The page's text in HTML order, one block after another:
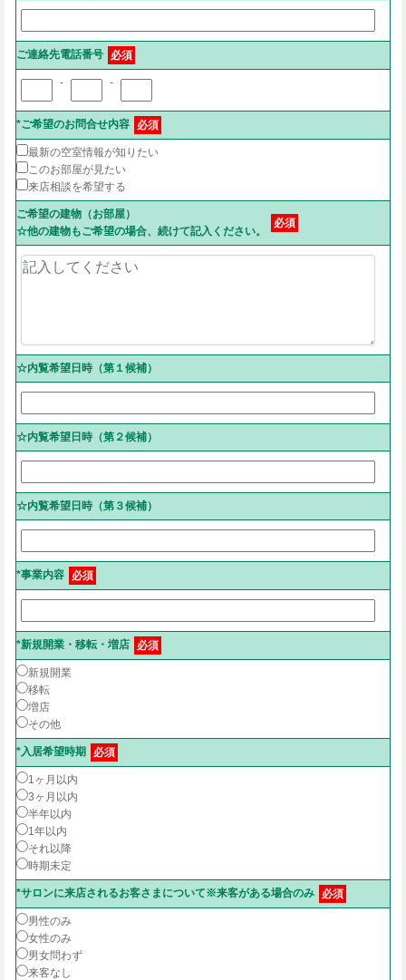
ご連絡先電話番号 必須
- -
*ご希望のお問合せ内容 必須
最新の空室情報が知りたい
このお部屋が見たい
来店相談を希望する
ご希望の建物（お部屋）
☆他の建物もご希望の場合、続けて記入ください。
必須
☆内覧希望日時（第１候補）
☆内覧希望日時（第２候補）
☆内覧希望日時（第３候補）
*事業内容 必須
*新規開業・移転・増店 必須
新規開業
移転
増店
その他
*入居希望時期 必須
1ヶ月以内
3ヶ月以内
半年以内
1年以内
それ以降
時期未定
*サロンに来店されるお客さまについて※来客がある場合のみ 必須
男性のみ
女性のみ
男女問わず
来客なし